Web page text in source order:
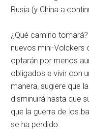
Rusia (y China a
¿Qué camino
nuevos mini-Volckers
optarán por menos
obligados a vivir con
manera, sugiere que
disminuirá hasta que
que la guerra de los
se ha perdido.